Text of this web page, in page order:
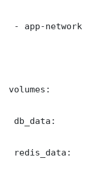
- app-network
volumes:
db_data:
redis_data: